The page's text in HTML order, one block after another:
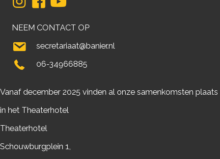
NEEM CONTACT OP
secretariaat@banier.nl
06-34966885
Vanaf december 2025 vinden al onze samenkomsten plaats
in het Theaterhotel
Theaterhotel
Schouwburgplein 1,